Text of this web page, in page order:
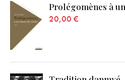
Prolégomènes à
20,00 €